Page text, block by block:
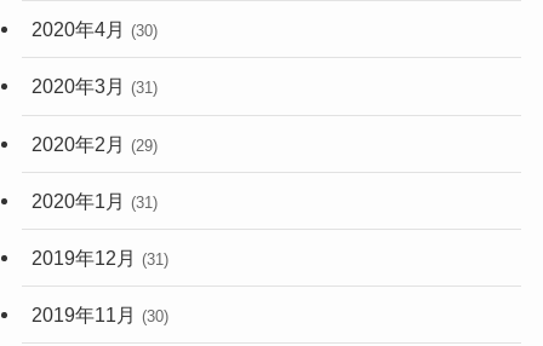
2020年4月 (30)
2020年3月 (31)
2020年2月 (29)
2020年1月 (31)
2019年12月 (31)
2019年11月 (30)